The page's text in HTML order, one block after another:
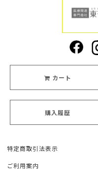
カート
購入履歴
特定商取引法表示
ご利用案内